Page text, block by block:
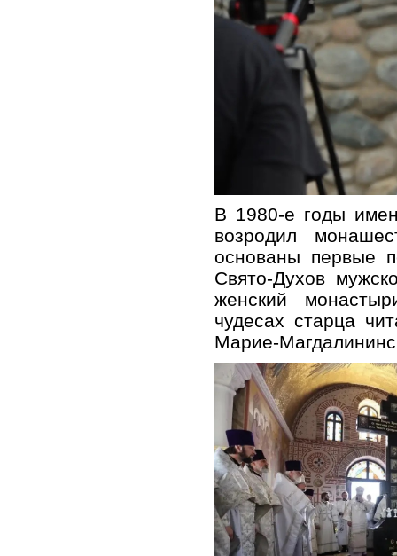
В 1980-е годы
возродил
основаны первые
Свято-Духов
женский
чудесах старца
Марие-